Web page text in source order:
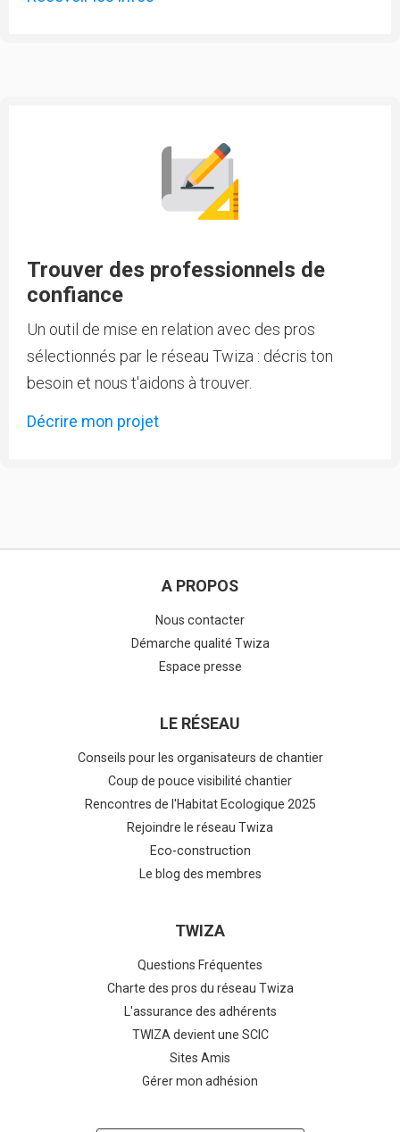
Trouver des professionnels de
confiance
Un outil de mise en relation avec des pros
sélectionnés par le réseau Twiza : décris ton
besoin et nous t'aidons à trouver.
Décrire mon projet
A PROPOS
Nous contacter
Démarche qualité Twiza
Espace presse
LE RÉSEAU
Conseils pour les organisateurs de chantier
Coup de pouce visibilité chantier
Rencontres de l'Habitat Ecologique 2025
Rejoindre le réseau Twiza
Eco-construction
Le blog des membres
TWIZA
Questions Fréquentes
Charte des pros du réseau Twiza
L'assurance des adhérents
TWIZA devient une SCIC
Sites Amis
Gérer mon adhésion